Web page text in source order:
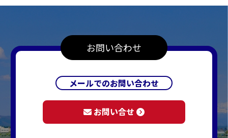
お問い合わせ
メールでのお問い合わせ
お問い合せ